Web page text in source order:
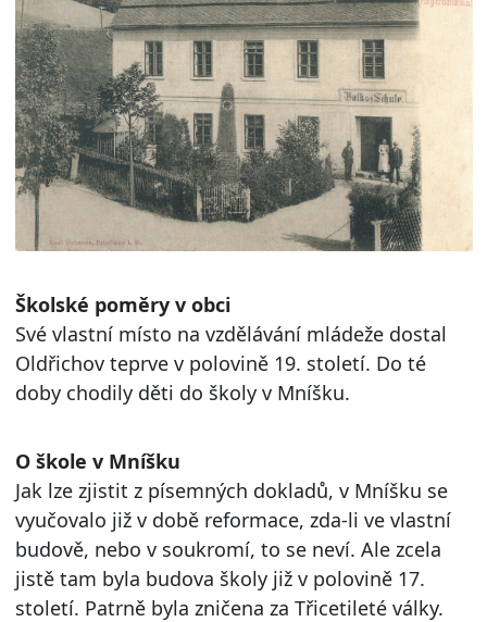
Školské poměry v obci
Své vlastní místo na vzdělávání mládeže dostal
Oldřichov teprve v polovině 19. století. Do té
doby chodily děti do školy v Mníšku.
O škole v Mníšku
Jak lze zjistit z písemných dokladů, v Mníšku se
vyučovalo již v době reformace, zda-li ve vlastní
budově, nebo v soukromí, to se neví. Ale zcela
jistě tam byla budova školy již v polovině 17.
století. Patrně byla zničena za Třicetileté války.